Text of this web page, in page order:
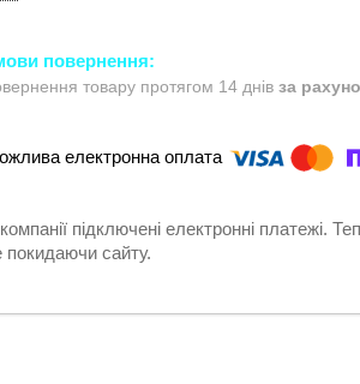
товару протягом 14 днів за
підключені електронні платежі.
покидаючи сайту.